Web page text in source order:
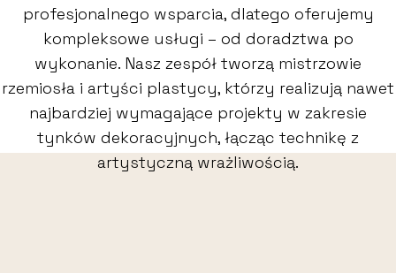
profesjonalnego wsparcia, dlatego oferujemy
kompleksowe usługi – od doradztwa po
wykonanie. Nasz zespół tworzą mistrzowie
rzemiosła i artyści plastycy, którzy realizują nawet
najbardziej wymagające projekty w zakresie
tynków dekoracyjnych, łącząc technikę z
artystyczną wrażliwością.